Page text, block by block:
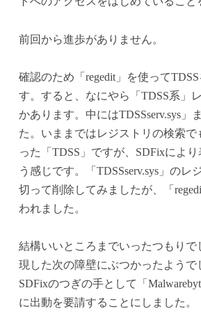
前回から進歩がありません。
確認のため「regedit」を使って
す。すると、なにやら「TDSS系」
かあります。中にはTDSSserv.sys」
た。いままではレジストリの検索で
った「TDSS」ですが、SDFixによ
う感じです。「TDSSserv.sys」のレ
切って削除してみましたが、「
われました。
結構いいところまでいったつもりで
現した次の障壁にぶつかったようで
SDFixのつぎの手として「
に出動を要請することにしました。